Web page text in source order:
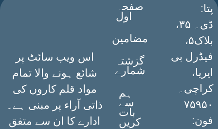
:پتا
ڈی۔ ۳۵،
بلاک۵،
فیڈرل بی
ایریا،
کراچی۔
۷۵۹۵۰
فون:
صفحہ
اول
مضامین
گزشتہ
شمارے
ہم
سے
بات
کریں
اس ویب سائٹ پر
شائع ہونے والا تمام
مواد قلم کاروں کی
ذاتی آراء پر مبنی ہے۔
ادارے کا ان سے متفق